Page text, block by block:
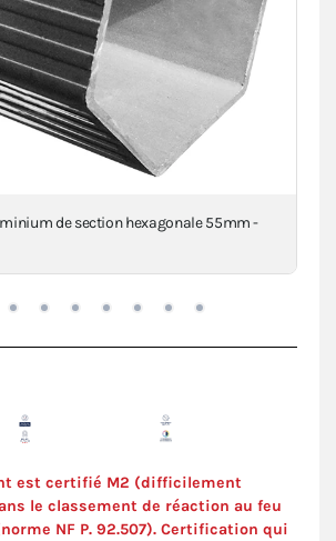
de section hexagonale 55mm -
est certifié M2 (difficilement
le classement de réaction au feu
NF P. 92.507). Certification qui